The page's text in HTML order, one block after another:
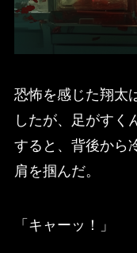
恐怖を感じた翔太
したが、足がすく
すると、背後から
肩を掴んだ。
「キャーッ！」